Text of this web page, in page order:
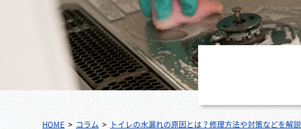
HOME コラム トイレの水漏れの原因とは？修理方法や対策などを解説